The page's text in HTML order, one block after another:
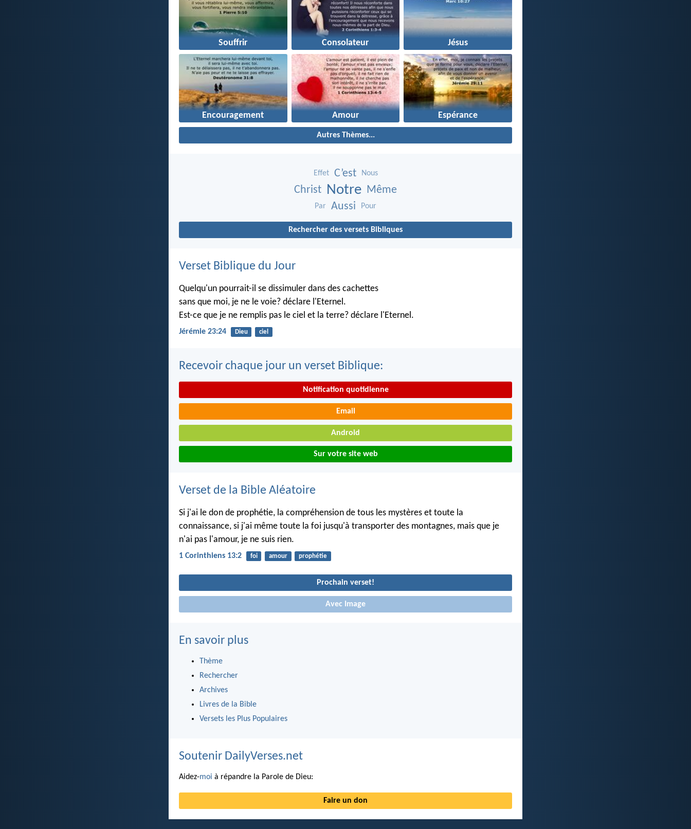
Souffrir Consolateur Jésus
Encouragement Amour Espérance
Autres Thèmes...
Effet C’est Nous
Christ Notre Même
Par Aussi Pour
Rechercher des versets Bibliques
Verset Biblique du Jour
Quelqu'un pourrait-il se dissimuler dans des cachettes
sans que moi, je ne le voie? déclare l'Eternel.
Est-ce que je ne remplis pas le ciel et la terre? déclare l'Eternel.
Jérémie 23:24 Dieu ciel
Recevoir chaque jour un verset Biblique:
Notification quotidienne
Email
Android
Sur votre site web
Verset de la Bible Aléatoire
Si j'ai le don de prophétie, la compréhension de tous les mystères et toute la
connaissance, si j'ai même toute la foi jusqu'à transporter des montagnes, mais que je
n'ai pas l'amour, je ne suis rien.
1 Corinthiens 13:2 foi amour prophétie
Prochain verset!
Avec Image
En savoir plus
Thème
Rechercher
Archives
Livres de la Bible
Versets les Plus Populaires
Soutenir DailyVerses.net
Aidez-moi à répandre la Parole de Dieu:
Faire un don